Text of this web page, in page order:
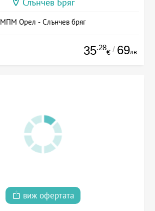
Слънчев Бряг
МПМ Орел - Слънчев бряг
35.28
€ / 69лв.
виж офертата